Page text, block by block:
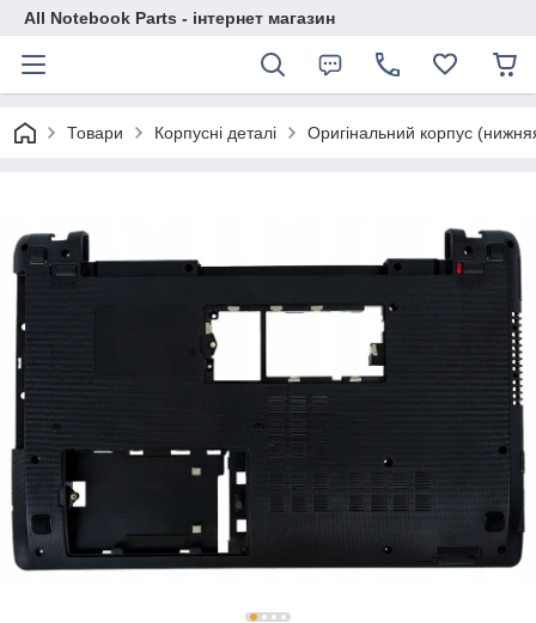
All Notebook Parts - інтернет магазин
Товари Корпусні деталі Оригінальний корпус